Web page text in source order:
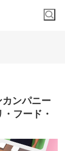
ンパニー
フード・